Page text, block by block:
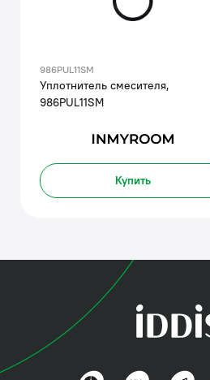
986PUL11SM
Уплотнитель смесителя,
986PUL11SM
Купить